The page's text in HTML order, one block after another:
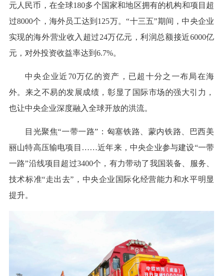
元人民币，在全球180多个国家和地区拥有的机构和项目超
过8000个，海外员工达到125万。“十三五”期间，中央企业
实现的海外营业收入超过24万亿元，利润总额接近6000亿
元，对外投资收益率达到6.7%。
中央企业近70万亿的资产，已超十分之一布局在海
外。来之不易的发展成绩，彰显了国际市场的强大引力，
也让中央企业深度融入全球开放的洪流。
目光聚焦“一带一路”：匈塞铁路、蒙内铁路、巴西美
丽山特高压输电项目……近年来，中央企业参与建设“一带
一路”沿线项目超过3400个，有力带动了我国装备、服务、
技术标准“走出去”，中央企业国际化经营能力和水平明显
提升。